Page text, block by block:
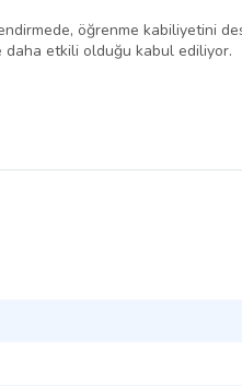
öğrenme kabiliyetini
etkili olduğu kabul ediliyor.